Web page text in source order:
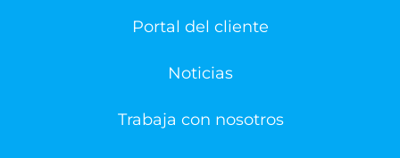
Portal del cliente
Noticias
Trabaja con nosotros